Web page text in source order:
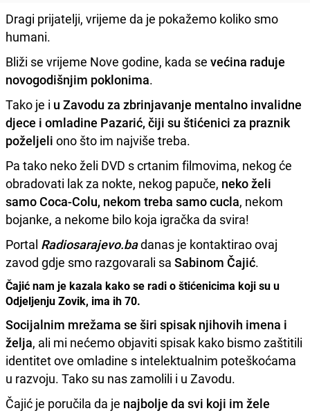
Dragi prijatelji, vrijeme da je pokažemo koliko smo
humani.
Bliži se vrijeme Nove godine, kada se većina raduje
novogodišnjim poklonima.
Tako je i u Zavodu za zbrinjavanje mentalno invalidne
djece i omladine Pazarić, čiji su štićenici za praznik
poželjeli ono što im najviše treba.
Pa tako neko želi DVD s crtanim filmovima, nekog će
obradovati lak za nokte, nekog papuče, neko želi
samo Coca-Colu, nekom treba samo cucla, nekom
bojanke, a nekome bilo koja igračka da svira!
Portal Radiosarajevo.badanas je kontaktirao ovaj
zavod gdje smo razgovarali sa Sabinom Čajić.
Čajić nam je kazala kako se radi o štićenicima koji su u
Odjeljenju Zovik, ima ih 70.
Socijalnim mrežama se širi spisak njihovih imena i
želja, ali mi nećemo objaviti spisak kako bismo zaštitili
identitet ove omladine s intelektualnim poteškoćama
u razvoju. Tako su nas zamolili i u Zavodu.
Čajić je poručila da je najbolje da svi koji im žele